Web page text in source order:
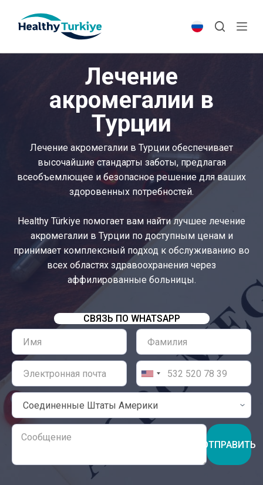
p
Лечение
акромегалии в
Турции
Лечение акромегалии в Турции обеспечивает
высочайшие стандарты заботы, предлагая
всеобъемлющее и безопасное решение для ваших
здоровенных потребностей.
Healthy Türkiye помогает вам найти лучшее лечение
акромегалии в Турции по доступным ценам и
принимает комплексный подход к обслуживанию во
всех областях здравоохранения через
аффилированные больницы.
СВЯЗЬ ПО WHATSAPP
ОТПРАВИТЬ